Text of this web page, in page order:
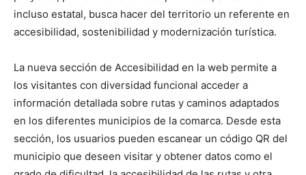
incluso estatal, busca hacer del territorio un referente en
accesibilidad, sostenibilidad y modernización turística.
La nueva sección de Accesibilidad en la web permite a
los visitantes con diversidad funcional acceder a
información detallada sobre rutas y caminos adaptados
en los diferentes municipios de la comarca. Desde esta
sección, los usuarios pueden escanear un código QR del
municipio que deseen visitar y obtener datos como el